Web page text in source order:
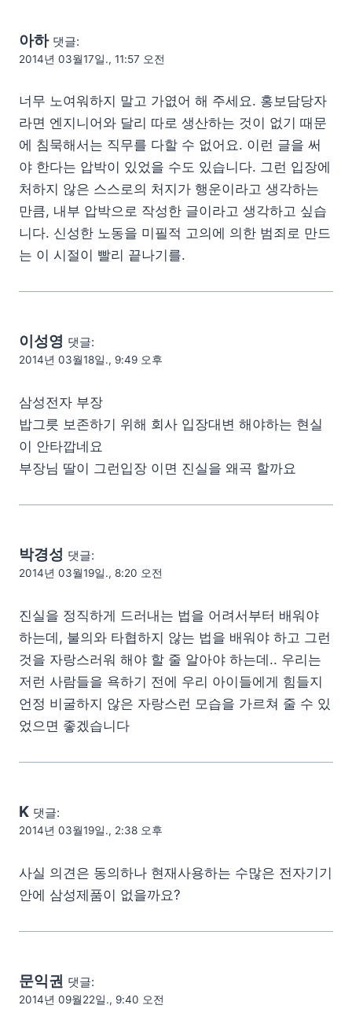
아하 댓글:
2014년 03월17일., 11:57 오전
너무 노여워하지 말고 가엾어 해 주세요. 홍보담당자
라면 엔지니어와 달리 따로 생산하는 것이 없기 때문
에 침묵해서는 직무를 다할 수 없어요. 이런 글을 써
야 한다는 압박이 있었을 수도 있습니다. 그런 입장에
처하지 않은 스스로의 처지가 행운이라고 생각하는
만큼, 내부 압박으로 작성한 글이라고 생각하고 싶습
니다. 신성한 노동을 미필적 고의에 의한 범죄로 만드
는 이 시절이 빨리 끝나기를.
이성영 댓글:
2014년 03월18일., 9:49 오후
삼성전자 부장
밥그릇 보존하기 위해 회사 입장대변 해야하는 현실
이 안타깝네요
부장님 딸이 그런입장 이면 진실을 왜곡 할까요
박경성 댓글:
2014년 03월19일., 8:20 오전
진실을 정직하게 드러내는 법을 어려서부터 배워야
하는데, 불의와 타협하지 않는 법을 배워야 하고 그런
것을 자랑스러워 해야 할 줄 알아야 하는데.. 우리는
저런 사람들을 욕하기 전에 우리 아이들에게 힘들지
언정 비굴하지 않은 자랑스런 모습을 가르쳐 줄 수 있
었으면 좋겠습니다
K 댓글:
2014년 03월19일., 2:38 오후
사실 의견은 동의하나 현재사용하는 수많은 전자기기
안에 삼성제품이 없을까요?
문익권 댓글:
2014년 09월22일., 9:40 오전